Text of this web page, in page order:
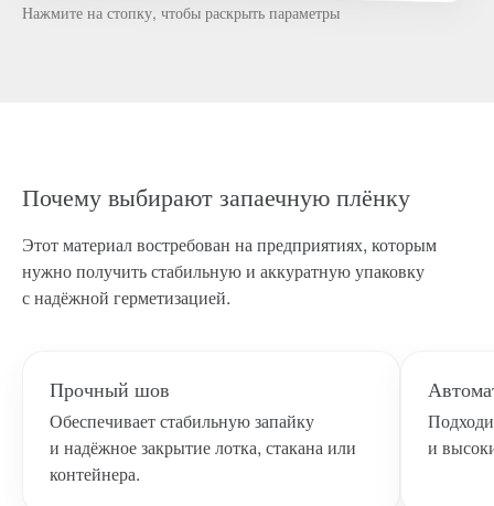
Нажмите на стопку, чтобы раскрыть параметры
Почему выбирают запаечную плёнку
Этот материал востребован на предприятиях, которым
нужно получить стабильную и аккуратную упаковку
с надёжной герметизацией.
Прочный шов
Обеспечивает стабильную запайку
и надёжное закрытие лотка, стакана или
контейнера.
и